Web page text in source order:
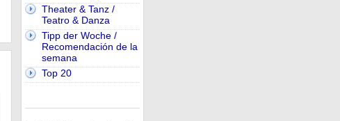
Theater & Tanz /
Teatro & Danza
Tipp der Woche /
Recomendación de la
semana
Top 20